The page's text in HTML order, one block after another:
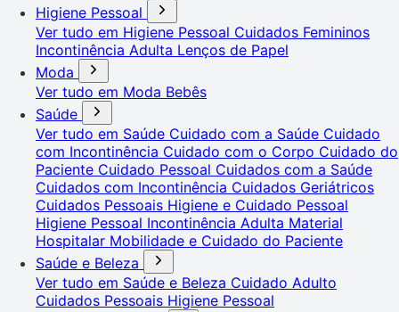
Higiene Pessoal
Ver tudo em Higiene Pessoal Cuidados Femininos
Incontinência Adulta Lenços de Papel
Moda
Ver tudo em Moda Bebês
Saúde
Ver tudo em Saúde Cuidado com a Saúde Cuidado
com Incontinência Cuidado com o Corpo Cuidado do
Paciente Cuidado Pessoal Cuidados com a Saúde
Cuidados com Incontinência Cuidados Geriátricos
Cuidados Pessoais Higiene e Cuidado Pessoal
Higiene Pessoal Incontinência Adulta Material
Hospitalar Mobilidade e Cuidado do Paciente
Saúde e Beleza
Ver tudo em Saúde e Beleza Cuidado Adulto
Cuidados Pessoais Higiene Pessoal